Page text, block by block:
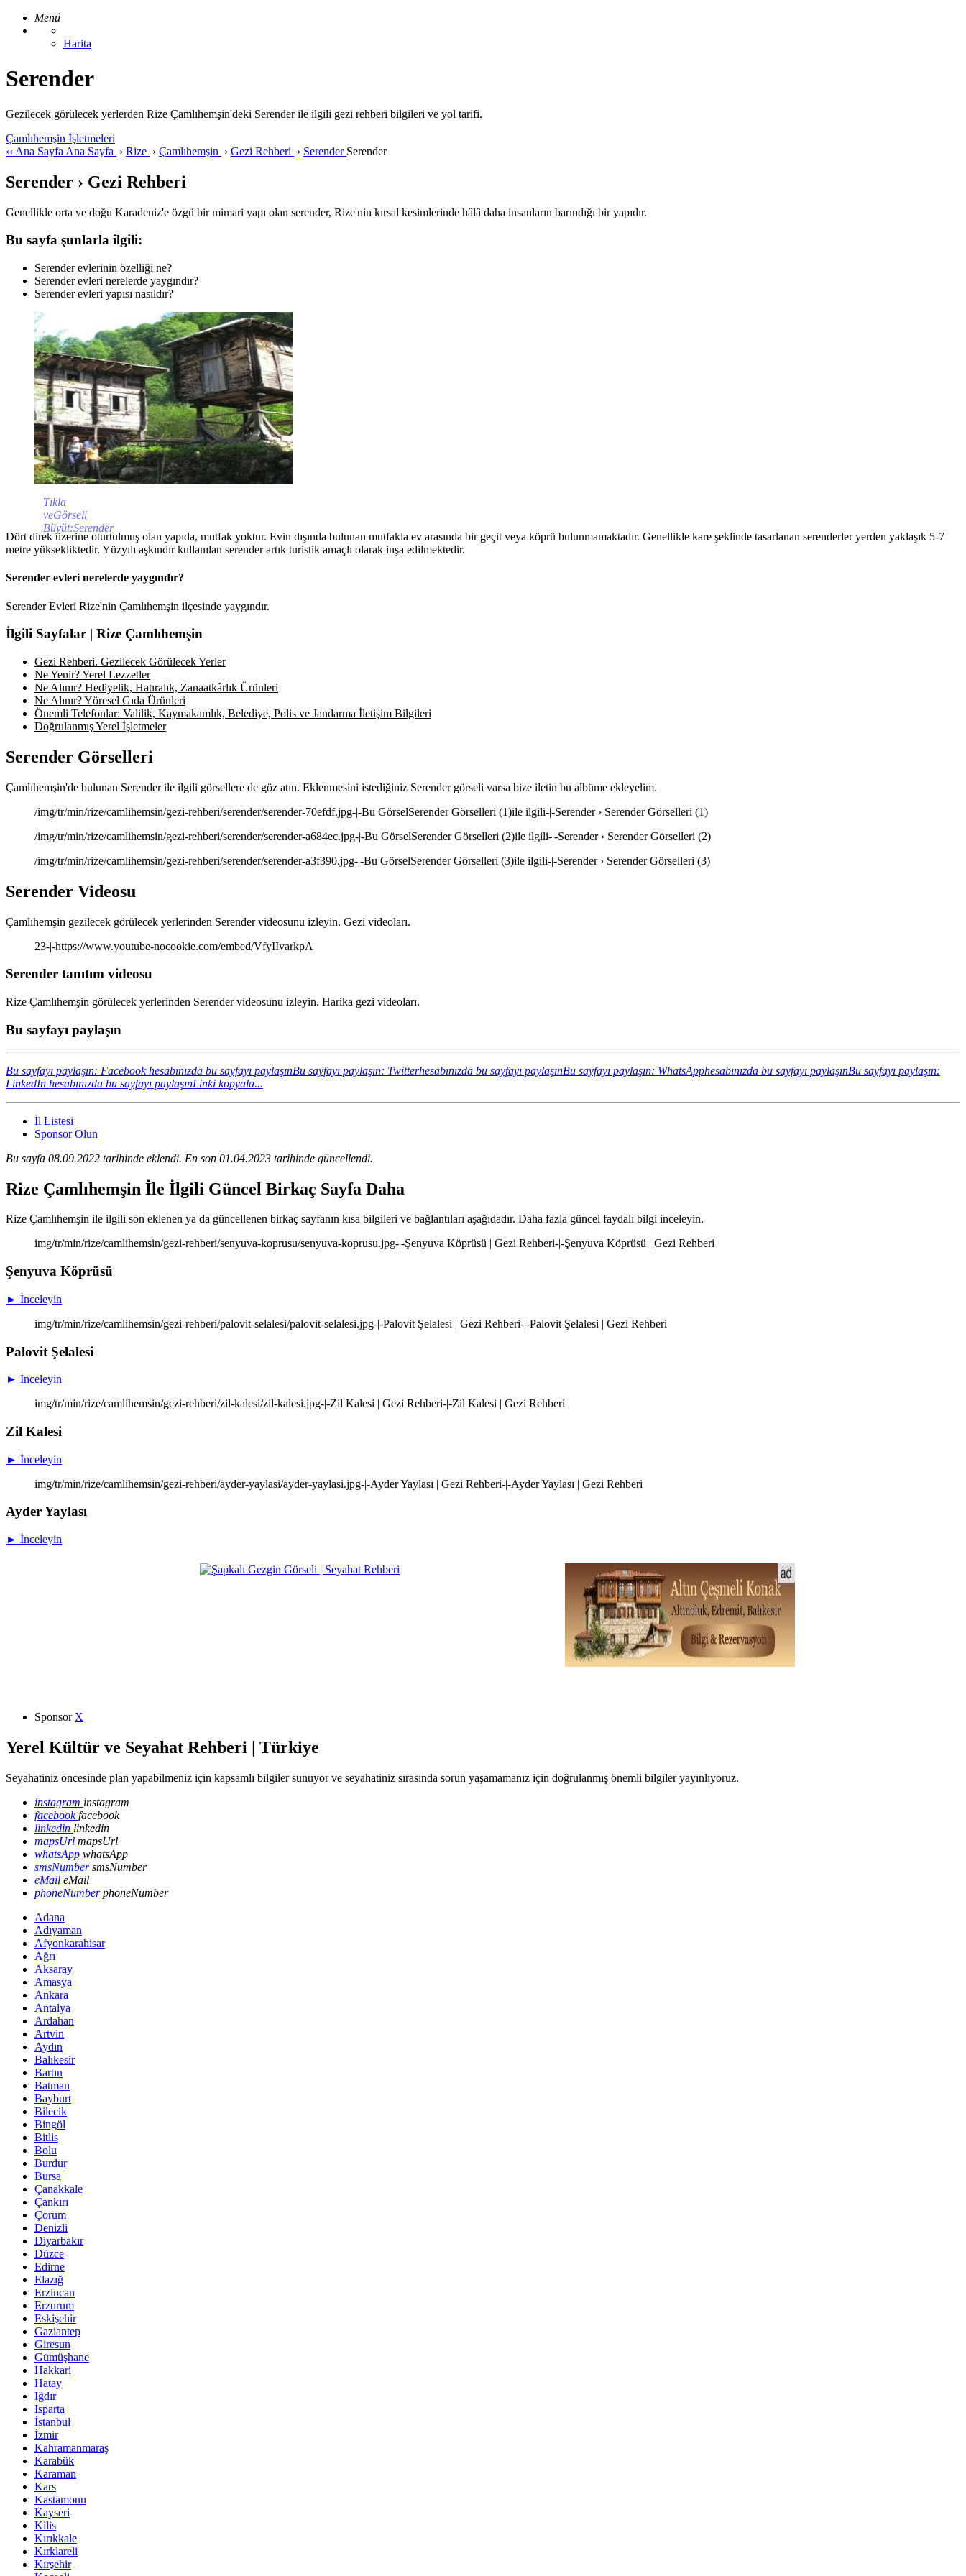
Menü
Harita
Serender
Gezilecek görülecek yerlerden Rize Çamlıhemşin'deki Serender ile ilgili gezi rehberi bilgileri ve yol tarifi.
Çamlıhemşin İşletmeleri
‹‹ Ana Sayfa Ana Sayfa › Rize › Çamlıhemşin › Gezi Rehberi › Serender Serender
Serender › Gezi Rehberi
Genellikle orta ve doğu Karadeniz'e özgü bir mimari yapı olan serender, Rize'nin kırsal kesimlerinde hâlâ daha insanların barındığı bir yapıdır.
Bu sayfa şunlarla ilgili:
Serender evlerinin özelliği ne?
Serender evleri nerelerde yaygındır?
Serender evleri yapısı nasıldır?
Tıkla
veGörseli
Büyüt:Serender
Dört direk üzerine oturtulmuş olan yapıda, mutfak yoktur. Evin dışında bulunan mutfakla ev arasında bir geçit veya köprü bulunmamaktadır. Genellikle kare şeklinde tasarlanan serenderler yerden yaklaşık 5-7
metre yüksekliktedir. Yüzyılı aşkındır kullanılan serender artık turistik amaçlı olarak inşa edilmektedir.
Serender evleri nerelerde yaygındır?
Serender Evleri Rize'nin Çamlıhemşin ilçesinde yaygındır.
İlgili Sayfalar | Rize Çamlıhemşin
Gezi Rehberi. Gezilecek Görülecek Yerler
Ne Yenir? Yerel Lezzetler
Ne Alınır? Hediyelik, Hatıralık, Zanaatkârlık Ürünleri
Ne Alınır? Yöresel Gıda Ürünleri
Önemli Telefonlar: Valilik, Kaymakamlık, Belediye, Polis ve Jandarma İletişim Bilgileri
Doğrulanmış Yerel İşletmeler
Serender Görselleri
Çamlıhemşin'de bulunan Serender ile ilgili görsellere de göz atın. Eklenmesini istediğiniz Serender görseli varsa bize iletin bu albüme ekleyelim.
/img/tr/min/rize/camlihemsin/gezi-rehberi/serender/serender-70efdf.jpg-|-Bu GörselSerender Görselleri (1)ile ilgili-|-Serender › Serender Görselleri (1)
/img/tr/min/rize/camlihemsin/gezi-rehberi/serender/serender-a684ec.jpg-|-Bu GörselSerender Görselleri (2)ile ilgili-|-Serender › Serender Görselleri (2)
/img/tr/min/rize/camlihemsin/gezi-rehberi/serender/serender-a3f390.jpg-|-Bu GörselSerender Görselleri (3)ile ilgili-|-Serender › Serender Görselleri (3)
Serender Videosu
Çamlıhemşin gezilecek görülecek yerlerinden Serender videosunu izleyin. Gezi videoları.
23-|-https://www.youtube-nocookie.com/embed/VfyIIvarkpA
Serender tanıtım videosu
Rize Çamlıhemşin görülecek yerlerinden Serender videosunu izleyin. Harika gezi videoları.
Bu sayfayı paylaşın
Bu sayfayı paylaşın: Facebook hesabınızda bu sayfayı paylaşınBu sayfayı paylaşın: Twitterhesabınızda bu sayfayı paylaşınBu sayfayı paylaşın: WhatsApphesabınızda bu sayfayı paylaşınBu sayfayı paylaşın:
LinkedIn hesabınızda bu sayfayı paylaşınLinki kopyala...
İl Listesi
Sponsor Olun
Bu sayfa 08.09.2022 tarihinde eklendi. En son 01.04.2023 tarihinde güncellendi.
Rize Çamlıhemşin İle İlgili Güncel Birkaç Sayfa Daha
Rize Çamlıhemşin ile ilgili son eklenen ya da güncellenen birkaç sayfanın kısa bilgileri ve bağlantıları aşağıdadır. Daha fazla güncel faydalı bilgi inceleyin.
img/tr/min/rize/camlihemsin/gezi-rehberi/senyuva-koprusu/senyuva-koprusu.jpg-|-Şenyuva Köprüsü | Gezi Rehberi-|-Şenyuva Köprüsü | Gezi Rehberi
Şenyuva Köprüsü
► İnceleyin
img/tr/min/rize/camlihemsin/gezi-rehberi/palovit-selalesi/palovit-selalesi.jpg-|-Palovit Şelalesi | Gezi Rehberi-|-Palovit Şelalesi | Gezi Rehberi
Palovit Şelalesi
► İnceleyin
img/tr/min/rize/camlihemsin/gezi-rehberi/zil-kalesi/zil-kalesi.jpg-|-Zil Kalesi | Gezi Rehberi-|-Zil Kalesi | Gezi Rehberi
Zil Kalesi
► İnceleyin
img/tr/min/rize/camlihemsin/gezi-rehberi/ayder-yaylasi/ayder-yaylasi.jpg-|-Ayder Yaylası | Gezi Rehberi-|-Ayder Yaylası | Gezi Rehberi
Ayder Yaylası
► İnceleyin
Sponsor X
Yerel Kültür ve Seyahat Rehberi | Türkiye
Seyahatiniz öncesinde plan yapabilmeniz için kapsamlı bilgiler sunuyor ve seyahatiniz sırasında sorun yaşamamanız için doğrulanmış önemli bilgiler yayınlıyoruz.
instagram instagram
facebookfacebook
linkedin linkedin
mapsUrl mapsUrl
whatsApp whatsApp
smsNumbersmsNumber
eMail eMail
phoneNumberphoneNumber
Adana
Adıyaman
Afyonkarahisar
Ağrı
Aksaray
Amasya
Ankara
Antalya
Ardahan
Artvin
Aydın
Balıkesir
Bartın
Batman
Bayburt
Bilecik
Bingöl
Bitlis
Bolu
Burdur
Bursa
Çanakkale
Çankırı
Çorum
Denizli
Diyarbakır
Düzce
Edirne
Elazığ
Erzincan
Erzurum
Eskişehir
Gaziantep
Giresun
Gümüşhane
Hakkari
Hatay
Iğdır
Isparta
İstanbul
İzmir
Kahramanmaraş
Karabük
Karaman
Kars
Kastamonu
Kayseri
Kilis
Kırıkkale
Kırklareli
Kırşehir